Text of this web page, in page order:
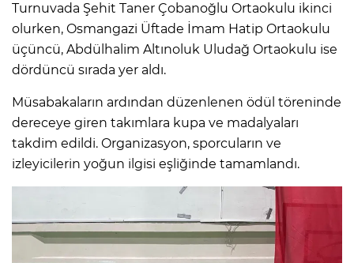
Turnuvada Şehit Taner Çobanoğlu Ortaokulu ikinci
olurken, Osmangazi Üftade İmam Hatip Ortaokulu
üçüncü, Abdülhalim Altınoluk Uludağ Ortaokulu ise
dördüncü sırada yer aldı.
Müsabakaların ardından düzenlenen ödül töreninde
dereceye giren takımlara kupa ve madalyaları
takdim edildi. Organizasyon, sporcuların ve
izleyicilerin yoğun ilgisi eşliğinde tamamlandı.